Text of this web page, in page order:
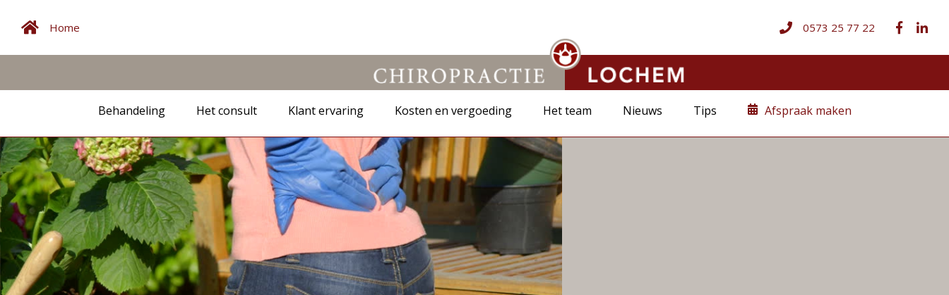
Home
Behandeling Het consult Klant ervaring Kosten en vergoeding Het team Nieuws Tips Afspraak maken